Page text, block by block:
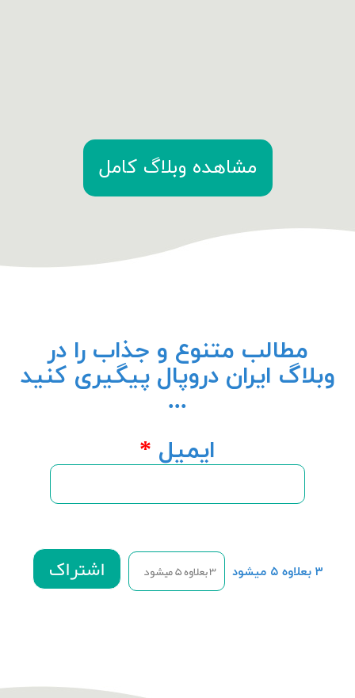
مشاهده وبلاگ کامل
مطالب متنوع و جذاب را در
وبلاگ ایران دروپال پیگیری کنید
...
ایمیل *
۳ بعلاوه ۵ میشود